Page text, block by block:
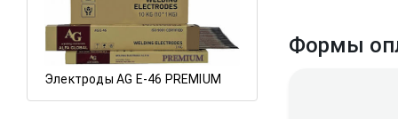
Электроды AG E-46 PREMIUM
Формы